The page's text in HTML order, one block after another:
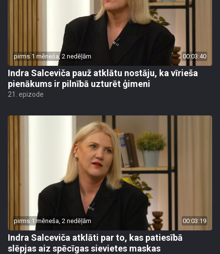
pirms 1 mēneša, 2 nedēļām 00:03:40
Indra Salceviča pauž atklātu nostāju, ka vīrieša
pienākums ir pilnībā uzturēt ģimeni
21. epizode
pirms 1 mēneša, 2 nedēļām 00:03:19
Indra Salceviča atklāti par to, kas patiesībā
slēpjas aiz spēcīgas sievietes maskas